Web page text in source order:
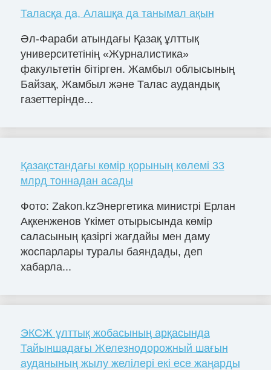
Таласқа да, Алашқа да танымал ақын
Әл-Фараби атындағы Қазақ ұлттық
университетінің «Журналистика»
факультетін бітірген. Жамбыл облысының
Байзақ, Жамбыл және Талас аудандық
газеттерінде...
Қазақстандағы көмір қорының көлемі 33
млрд тоннадан асады
Фото: Zakon.kzЭнергетика министрі Ерлан
Ақкенженов Үкімет отырысында көмір
саласының қазіргі жағдайы мен даму
жоспарлары туралы баяндады, деп
хабарла...
ЭКСЖ ұлттық жобасының арқасында
Тайыншадағы Железнодорожный шағын
ауданының жылу желілері екі есе жаңарды